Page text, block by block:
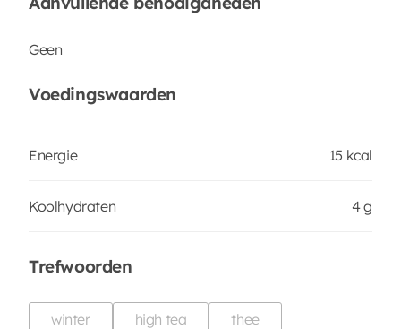
Geen
Voedingswaarden
Energie 15 kcal
Koolhydraten 4 g
Trefwoorden
winter high tea
thee